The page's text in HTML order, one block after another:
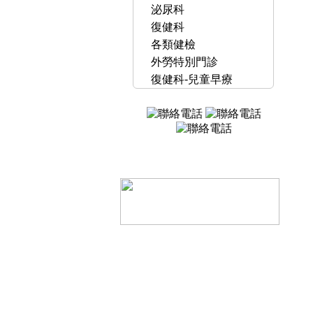
泌尿科
復健科
各類健檢
外勞特別門診
復健科-兒童早療